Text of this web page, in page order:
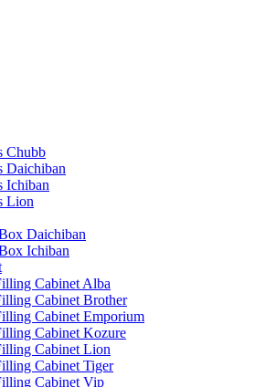
Chubb
Daichiban
Ichiban
Lion
Daichiban
Ichiban
Cabinet Alba
Cabinet Brother
Cabinet Emporium
Cabinet Kozure
Cabinet Lion
Cabinet Tiger
Cabinet Vip